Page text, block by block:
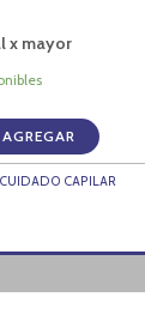
x mayor
AGREGAR
CUIDADO CAPILAR